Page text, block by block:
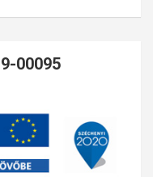
00095